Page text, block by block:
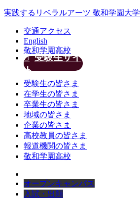
実践するリベラルアーツ 敬和学園大学
交通アクセス
English
敬和学園高校
受験生サイ
ト
受験生の皆さま
在学生の皆さま
卒業生の皆さま
地域の皆さま
企業の皆さま
高校教員の皆さま
報道機関の皆さま
敬和学園高校
オープンキャンパス
入試・出願